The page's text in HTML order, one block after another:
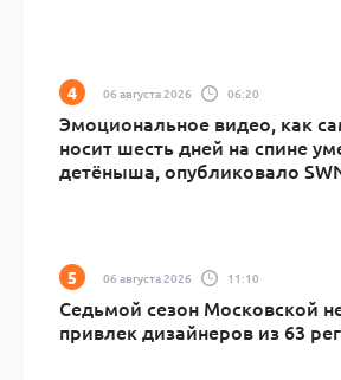
06 августа 2026 06:20
Эмоциональное видео, как
носит шесть дней на спине
детёныша, опубликовало
06 августа 2026 11:10
Седьмой сезон Московской
привлек дизайнеров из 63